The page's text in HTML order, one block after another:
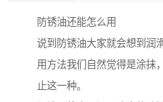
防锈油还能怎么用
说到防锈油大家就会想到润
用方法我们自然觉得是涂抹
止这一种。